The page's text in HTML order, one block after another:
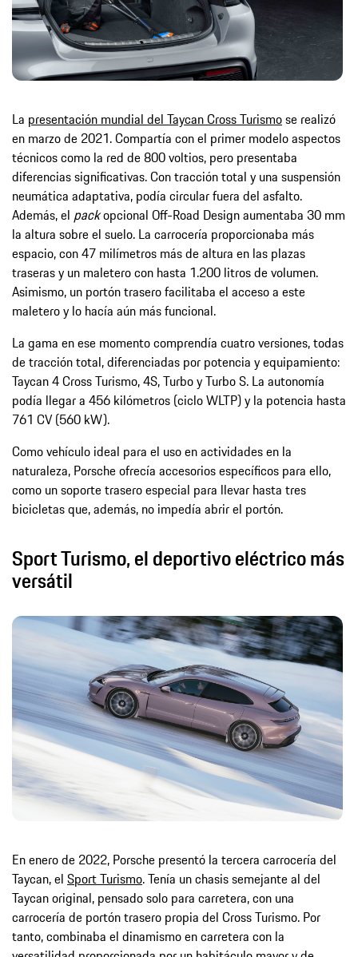
La presentación mundial del Taycan Cross Turismose realizó
en marzo de 2021. Compartía con el primer modelo aspectos
técnicos como la red de 800 voltios, pero presentaba
diferencias significativas. Con tracción total y una suspensión
neumática adaptativa, podía circular fuera del asfalto.
Además, el packopcional Off-Road Design aumentaba 30 mm
la altura sobre el suelo. La carrocería proporcionaba más
espacio, con 47 milímetros más de altura en las plazas
traseras y un maletero con hasta 1.200 litros de volumen.
Asimismo, un portón trasero facilitaba el acceso a este
maletero y lo hacía aún más funcional.
La gama en ese momento comprendía cuatro versiones, todas
de tracción total, diferenciadas por potencia y equipamiento:
Taycan 4 Cross Turismo, 4S, Turbo y Turbo S. La autonomía
podía llegar a 456 kilómetros (ciclo WLTP) y la potencia hasta
761 CV (560 kW).
Como vehículo ideal para el uso en actividades en la
naturaleza, Porsche ofrecía accesorios específicos para ello,
como un soporte trasero especial para llevar hasta tres
bicicletas que, además, no impedía abrir el portón.
Sport Turismo, el deportivo eléctrico más
versátil
En enero de 2022, Porsche presentó la tercera carrocería del
Taycan, el Sport Turismo. Tenía un chasis semejante al del
Taycan original, pensado solo para carretera, con una
carrocería de portón trasero propia del Cross Turismo. Por
tanto, combinaba el dinamismo en carretera con la